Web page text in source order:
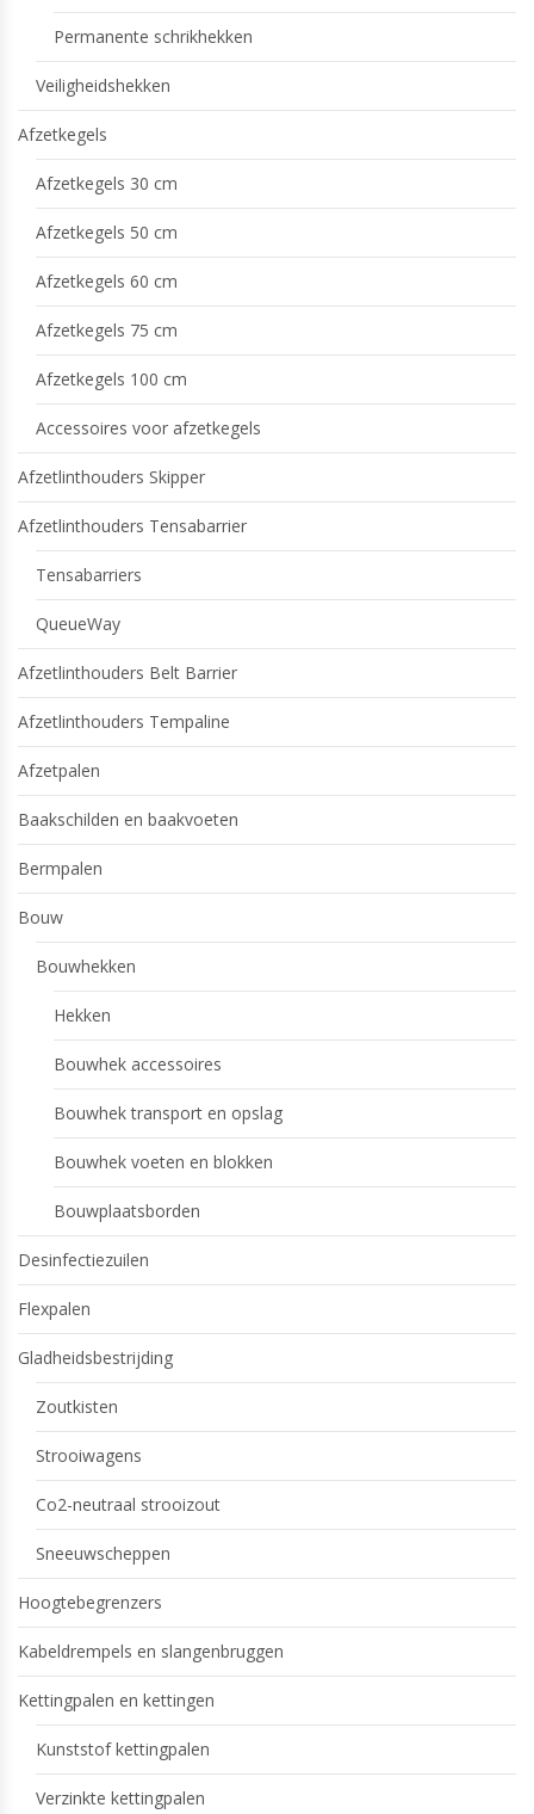
Permanente schrikhekken
Veiligheidshekken
Afzetkegels
Afzetkegels 30 cm
Afzetkegels 50 cm
Afzetkegels 60 cm
Afzetkegels 75 cm
Afzetkegels 100 cm
Accessoires voor afzetkegels
Afzetlinthouders Skipper
Afzetlinthouders Tensabarrier
Tensabarriers
QueueWay
Afzetlinthouders Belt Barrier
Afzetlinthouders Tempaline
Afzetpalen
Baakschilden en baakvoeten
Bermpalen
Bouw
Bouwhekken
Hekken
Bouwhek accessoires
Bouwhek transport en opslag
Bouwhek voeten en blokken
Bouwplaatsborden
Desinfectiezuilen
Flexpalen
Gladheidsbestrijding
Zoutkisten
Strooiwagens
Co2-neutraal strooizout
Sneeuwscheppen
Hoogtebegrenzers
Kabeldrempels en slangenbruggen
Kettingpalen en kettingen
Kunststof kettingpalen
Verzinkte kettingpalen